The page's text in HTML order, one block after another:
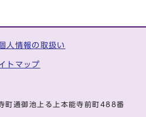
人情報の取扱い
トマップ
通御池上る上本能寺前町488番